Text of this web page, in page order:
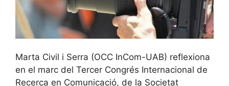
Marta Civil i Serra (OCC InCom-UAB) reflexiona
en el marc del Tercer Congrés Internacional de
Recerca en Comunicació, de la Societat